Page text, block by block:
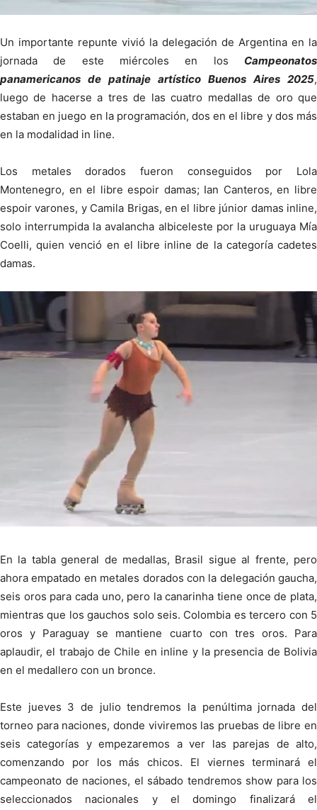
Un importante repunte vivió la delegación de Argentina en la
jornada de este miércoles en los Campeonatos
panamericanos de patinaje artístico Buenos Aires 2025,
luego de hacerse a tres de las cuatro medallas de oro que
estaban en juego en la programación, dos en el libre y dos más
en la modalidad in line.
Los metales dorados fueron conseguidos por Lola
Montenegro, en el libre espoir damas; Ian Canteros, en libre
espoir varones, y Camila Brigas, en el libre júnior damas inline,
solo interrumpida la avalancha albiceleste por la uruguaya Mía
Coelli, quien venció en el libre inline de la categoría cadetes
damas.
En la tabla general de medallas, Brasil sigue al frente, pero
ahora empatado en metales dorados con la delegación gaucha,
seis oros para cada uno, pero la canarinha tiene once de plata,
mientras que los gauchos solo seis. Colombia es tercero con 5
oros y Paraguay se mantiene cuarto con tres oros. Para
aplaudir, el trabajo de Chile en inline y la presencia de Bolivia
en el medallero con un bronce.
Este jueves 3 de julio tendremos la penúltima jornada del
torneo para naciones, donde viviremos las pruebas de libre en
seis categorías y empezaremos a ver las parejas de alto,
comenzando por los más chicos. El viernes terminará el
campeonato de naciones, el sábado tendremos show para los
seleccionados nacionales y el domingo finalizará el